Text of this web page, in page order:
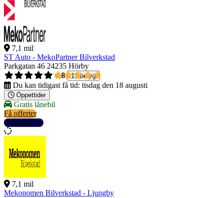
7,1 mil
ST Auto - MekoPartner Bilverkstad
Parkgatan 46 24235 Hörby
4,8
11 betyg
Du kan tidigast få tid: tisdag den 18 augusti
Öppettider
Gratis lånebil
Få offerter
Detaljer
7,1 mil
Mekonomen Bilverkstad - Ljungby